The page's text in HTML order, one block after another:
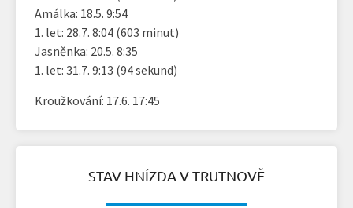
Amálka: 18.5. 9:54
1. let: 28.7. 8:04 (603 minut)
Jasněnka: 20.5. 8:35
1. let: 31.7. 9:13 (94 sekund)
Kroužkování: 17.6. 17:45
STAV HNÍZDA V TRUTNOVĚ